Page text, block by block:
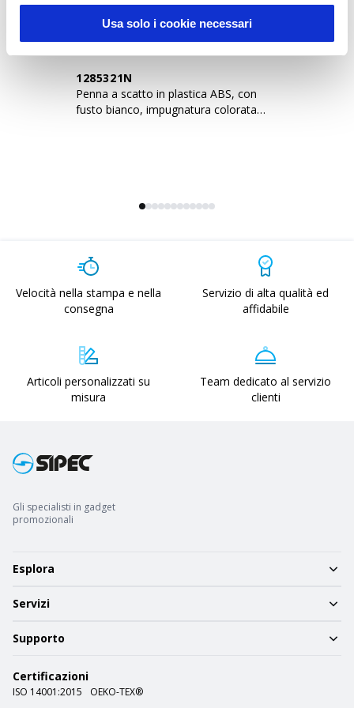
Usa solo i cookie necessari
1285321N
Penna a scatto in plastica ABS, con
fusto bianco, impugnatura colorata
Velocità nella stampa e nella
consegna
Servizio di alta qualità ed
affidabile
Articoli personalizzati su
misura
Team dedicato al servizio
clienti
Gli specialisti in gadget
promozionali
Esplora
Servizi
Supporto
Certificazioni
ISO 14001:2015
OEKO-TEX®